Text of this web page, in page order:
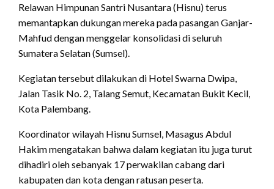
Relawan Himpunan Santri Nusantara (Hisnu) terus
memantapkan dukungan mereka pada pasangan Ganjar-
Mahfud dengan menggelar konsolidasi di seluruh
Sumatera Selatan (Sumsel).
Kegiatan tersebut dilakukan di Hotel Swarna Dwipa,
Jalan Tasik No. 2, Talang Semut, Kecamatan Bukit Kecil,
Kota Palembang.
Koordinator wilayah Hisnu Sumsel, Masagus Abdul
Hakim mengatakan bahwa dalam kegiatan itu juga turut
dihadiri oleh sebanyak 17 perwakilan cabang dari
kabupaten dan kota dengan ratusan peserta.